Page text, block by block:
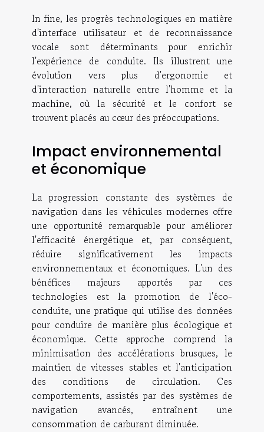
In fine, les progrès technologiques en matière
d'interface utilisateur et de reconnaissance
vocale sont déterminants pour enrichir
l'expérience de conduite. Ils illustrent une
évolution vers plus d'ergonomie et
d'interaction naturelle entre l'homme et la
machine, où la sécurité et le confort se
trouvent placés au cœur des préoccupations.
Impact environnemental
et économique
La progression constante des systèmes de
navigation dans les véhicules modernes offre
une opportunité remarquable pour améliorer
l'efficacité énergétique et, par conséquent,
réduire significativement les impacts
environnementaux et économiques. L'un des
bénéfices majeurs apportés par ces
technologies est la promotion de l'éco-
conduite, une pratique qui utilise des données
pour conduire de manière plus écologique et
économique. Cette approche comprend la
minimisation des accélérations brusques, le
maintien de vitesses stables et l'anticipation
des conditions de circulation. Ces
comportements, assistés par des systèmes de
navigation avancés, entraînent une
consommation de carburant diminuée.